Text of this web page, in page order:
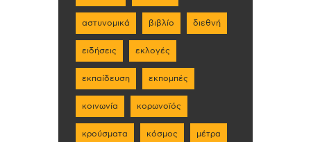
αστυνομικά βιβλίο διεθνή
ειδήσεις εκλογές
εκπαίδευση εκπομπές
κοινωνία κορωνοϊός
κρούσματα κόσμος μέτρα